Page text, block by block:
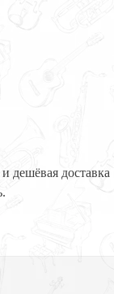
дешёвая доставка